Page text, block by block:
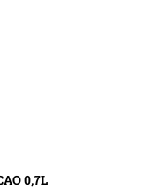
0,7L